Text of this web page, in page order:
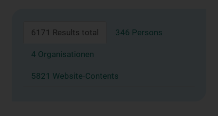
6171 Results total 346 Persons
4 Organisationen
5821 Website-Contents